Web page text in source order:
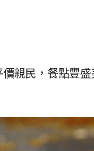
親民，餐點豐